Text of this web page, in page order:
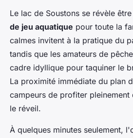
Le lac de Soustons se révèle
de jeu aquatique pour toute la
calmes invitent à la pratique du
tandis que les amateurs de
cadre idyllique pour taquiner le
La proximité immédiate du plan
campeurs de profiter pleinement
le réveil.
À quelques minutes seulement,